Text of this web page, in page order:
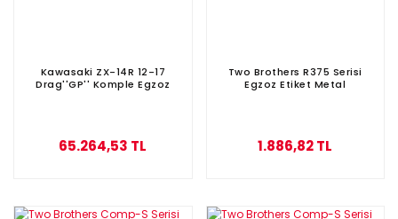
Kawasaki ZX-14R 12-17
Drag''GP'' Komple Egzoz
65.264,53 TL
Two Brothers R375 Serisi
Egzoz Etiket Metal
1.886,82 TL